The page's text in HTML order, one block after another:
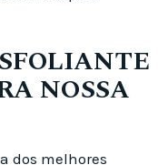
NOSSA
dos melhores